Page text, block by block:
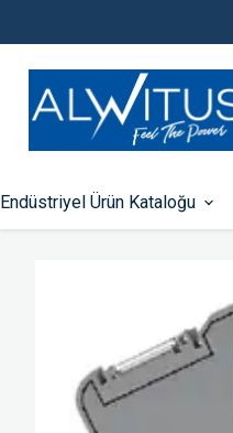
Endüstriyel Ürün Kataloğu
Kaçak Akım Koruma Röleleri
Zaman Saatleri
Kontaktörler